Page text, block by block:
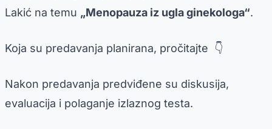
Lakić na temu „Menopauza iz ugla ginekologa“.
Koja su predavanja planirana, pročitajte 👇
Nakon predavanja predviđene su diskusija,
evaluacija i polaganje izlaznog testa.